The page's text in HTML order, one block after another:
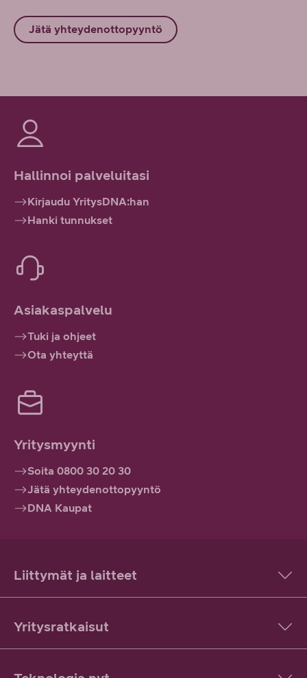
Jätä yhteydenottopyyntö
Hallinnoi palveluitasi
Kirjaudu YritysDNA:han
Hanki tunnukset
Asiakaspalvelu
Tuki ja ohjeet
Ota yhteyttä
Yritysmyynti
Soita 0800 30 20 30
Jätä yhteydenottopyyntö
DNA Kaupat
Liittymät ja laitteet
Yritysratkaisut